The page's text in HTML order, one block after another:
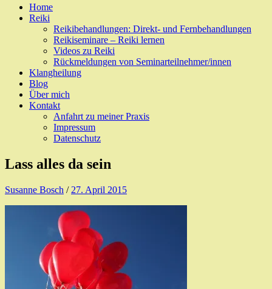
Skip
Home
Reiki
Reikibehandlungen: Direkt- und Fernbehandlungen
Reikiseminare – Reiki lernen
Videos zu Reiki
Rückmeldungen von Seminarteilnehmer/innen
Klangheilung
Blog
Über mich
Kontakt
Anfahrt zu meiner Praxis
Impressum
Datenschutz
Lass alles da sein
Susanne Bosch / 27. April 2015